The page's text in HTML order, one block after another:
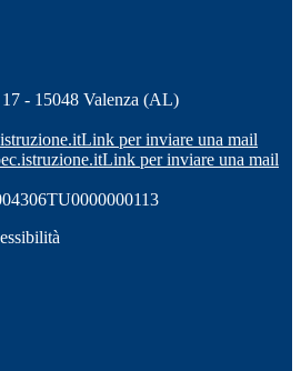
17 - 15048 Valenza (AL)
Link per inviare una mail
Link per inviare una mail